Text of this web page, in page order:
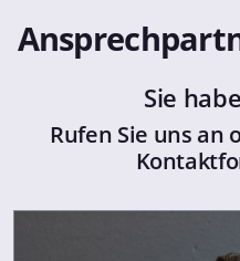
Sie
Rufen Sie uns an